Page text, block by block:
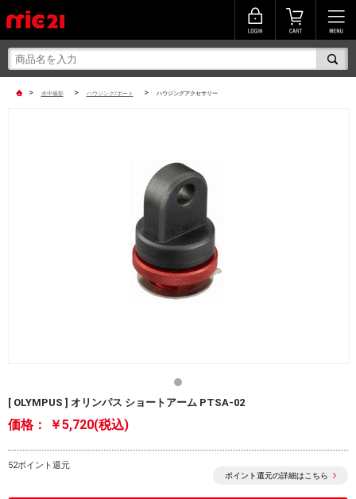
> 水中撮影 > ハウジング/ポート > ハウジングアクセサリー
[ OLYMPUS ] オリンパス ショートアーム PTSA-02
価格： ￥5,720(税込)
52ポイント還元
ポイント還元の詳細はこちら